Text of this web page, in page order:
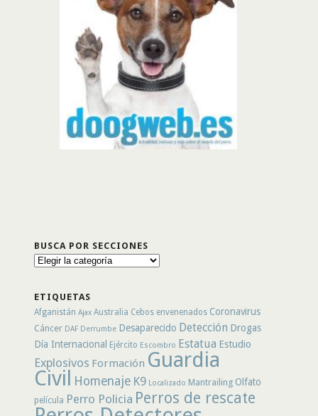
BUSCA POR SECCIONES
Busca
ETIQUETAS
Afganistán Ajax Australia Cebos envenenados Coronavirus
Cáncer DAF Derrumbe Desaparecido Detección Drogas
Día Internacional Ejército Escombro Estatua Estudio
Explosivos Formación Guardia
Civil Homenaje K9 Localizado Mantrailing Olfato
película Perro Policia Perros de rescate